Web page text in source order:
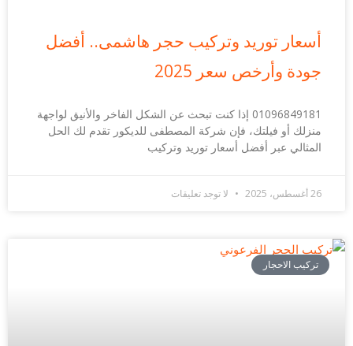
أسعار توريد وتركيب حجر هاشمى.. أفضل
جودة وأرخص سعر 2025
01096849181 إذا كنت تبحث عن الشكل الفاخر والأنيق لواجهة
منزلك أو فيلتك، فإن شركة المصطفى للديكور تقدم لك الحل
المثالي عبر أفضل أسعار توريد وتركيب
26 أغسطس، 2025 لا توجد تعليقات
تركيب الاحجار